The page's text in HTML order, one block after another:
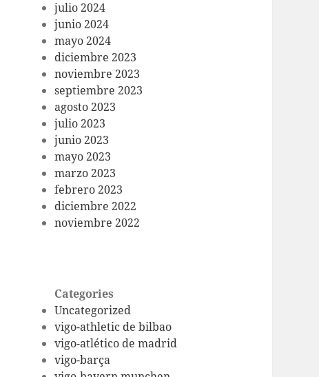
julio 2024
junio 2024
mayo 2024
diciembre 2023
noviembre 2023
septiembre 2023
agosto 2023
julio 2023
junio 2023
mayo 2023
marzo 2023
febrero 2023
diciembre 2022
noviembre 2022
Categories
Uncategorized
vigo-athletic de bilbao
vigo-atlético de madrid
vigo-barça